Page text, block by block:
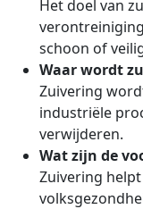
Het doel van
schoon of
Waar wordt
Zuivering
industriële
verwijderen.
Wat zijn de
Zuivering